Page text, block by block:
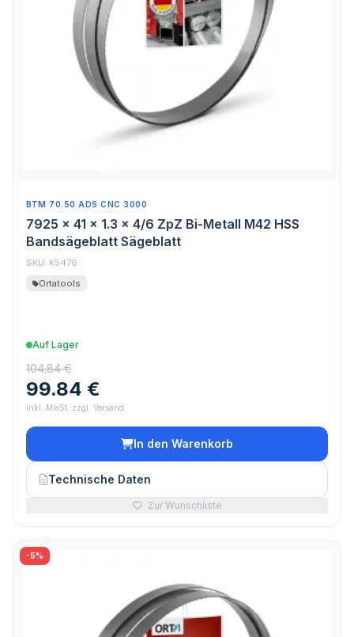
BTM 70.50 ADS CNC 3000
7925 x 41 x 1.3 x 4/6 ZpZ Bi-Metall M42 HSS
Bandsägeblatt Sägeblatt
SKU: K5476
Ortatools
Auf Lager
104.84 €
99.84 €
inkl. MwSt. zzgl. Versand
In den Warenkorb
Technische Daten
Zur Wunschliste
-5%